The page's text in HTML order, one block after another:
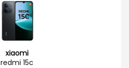
xiaomi
redmi 15c